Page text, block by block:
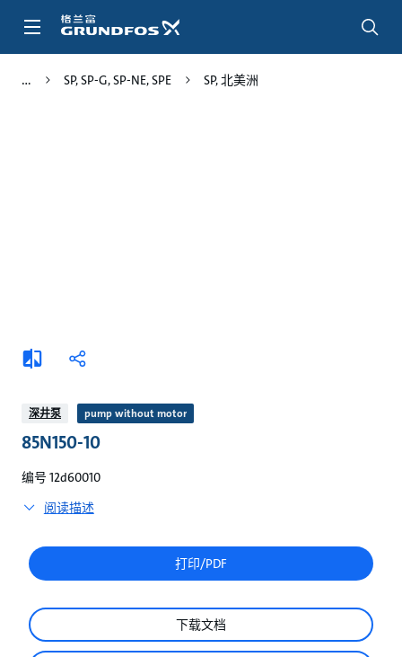
SP, SP-G, SP-NE, SPE SP, 北美洲
添
加
较
分
深井泵 pump without motor
85N150-10
编号 12d60010
阅读描述
打印/PDF
下载文档